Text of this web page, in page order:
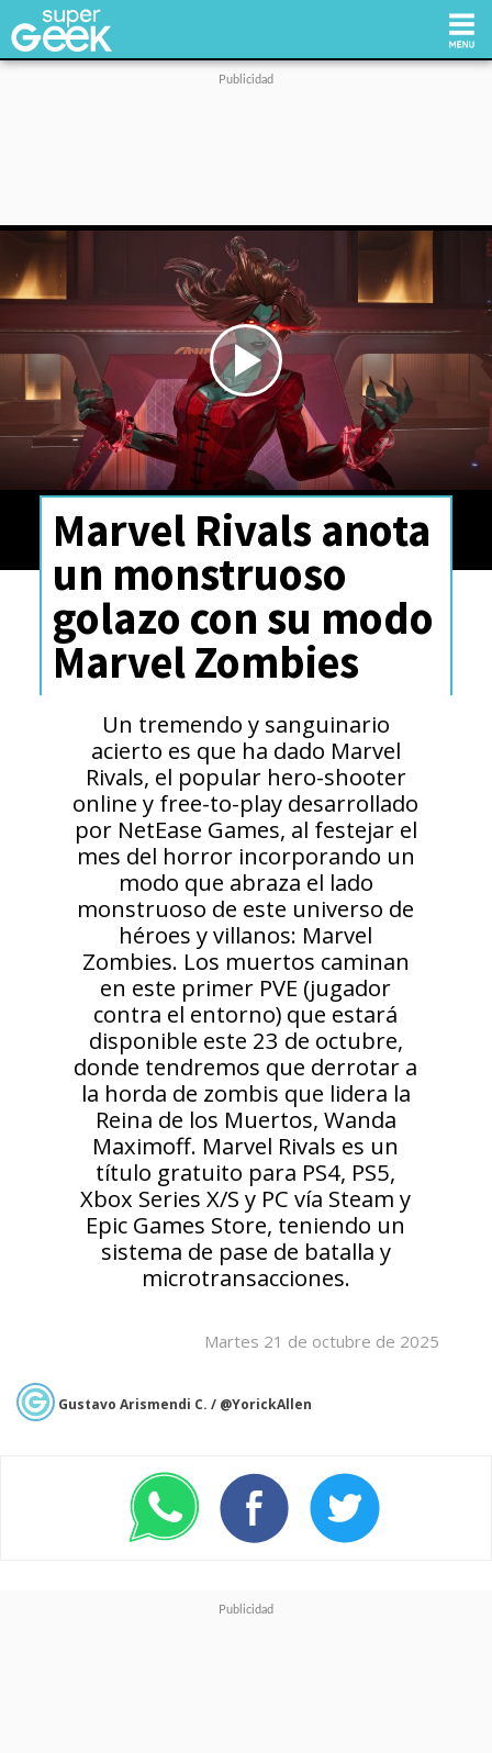
Tecnología
Videojuegos
Reviews
Cultura Pop
Streaming
Síguenos:
Play
Video
Marvel Rivals anota
un monstruoso
golazo con su modo
Marvel Zombies
Un tremendo y sanguinario
acierto es que ha dado Marvel
Rivals, el popular hero-shooter
online y free-to-play desarrollado
por NetEase Games, al festejar el
mes del horror incorporando un
modo que abraza el lado
monstruoso de este universo de
héroes y villanos: Marvel
Zombies. Los muertos caminan
en este primer PVE (jugador
contra el entorno) que estará
disponible este 23 de octubre,
donde tendremos que derrotar a
la horda de zombis que lidera la
Reina de los Muertos, Wanda
Maximoff. Marvel Rivals es un
título gratuito para PS4, PS5,
Xbox Series X/S y PC vía Steam y
Epic Games Store, teniendo un
sistema de pase de batalla y
microtransacciones.
Martes 21 de octubre de 2025
Gustavo Arismendi C. / @YorickAllen